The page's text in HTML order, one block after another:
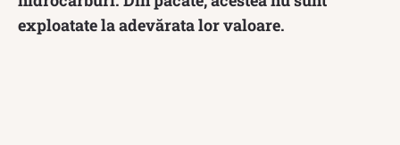
exploatate la adevărata lor valoare.